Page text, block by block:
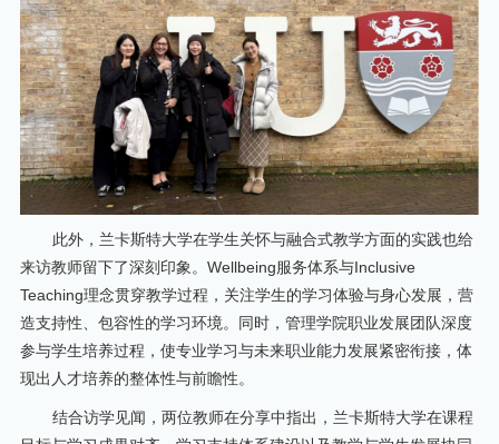
此外，兰卡斯特大学在学生关怀与融合式教学方面的实践也给
来访教师留下了深刻印象。Wellbeing服务体系与Inclusive
Teaching理念贯穿教学过程，关注学生的学习体验与身心发展，营
造支持性、包容性的学习环境。同时，管理学院职业发展团队深度
参与学生培养过程，使专业学习与未来职业能力发展紧密衔接，体
现出人才培养的整体性与前瞻性。
结合访学见闻，两位教师在分享中指出，兰卡斯特大学在课程